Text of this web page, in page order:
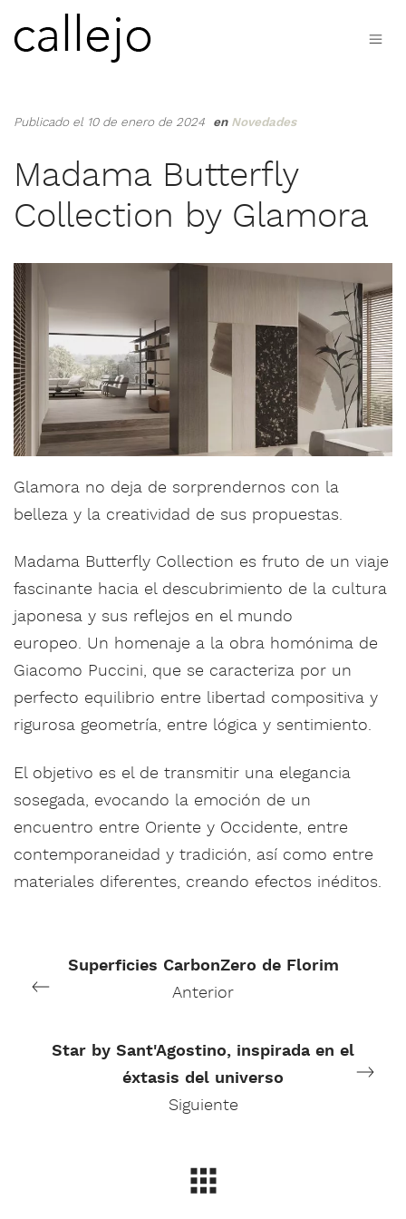
Publicado el 10 de enero de 2024 en Novedades
Madama Butterfly
Collection by Glamora
Glamora no deja de sorprendernos con la
belleza y la creatividad de sus propuestas.
Madama Butterfly Collection es fruto de un viaje
fascinante hacia el descubrimiento de la cultura
japonesa y sus reflejos en el mundo
europeo. Un homenaje a la obra homónima de
Giacomo Puccini, que se caracteriza por un
perfecto equilibrio entre libertad compositiva y
rigurosa geometría, entre lógica y sentimiento.
El objetivo es el de transmitir una elegancia
sosegada, evocando la emoción de un
encuentro entre Oriente y Occidente, entre
contemporaneidad y tradición, así como entre
materiales diferentes, creando efectos inéditos.
Superficies CarbonZero de Florim
Anterior
Star by Sant'Agostino, inspirada en el
éxtasis del universo
Siguiente